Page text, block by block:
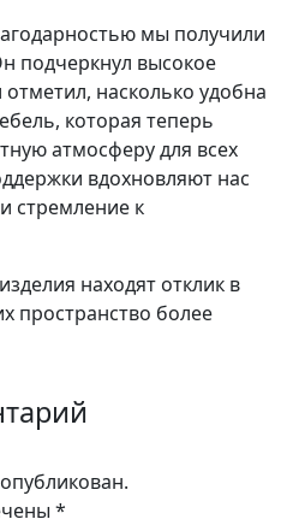
мы получили
подчеркнул высокое
насколько удобна
которая теперь
атмосферу для всех
вдохновляют нас
стремление к
находят отклик в
пространство более
*